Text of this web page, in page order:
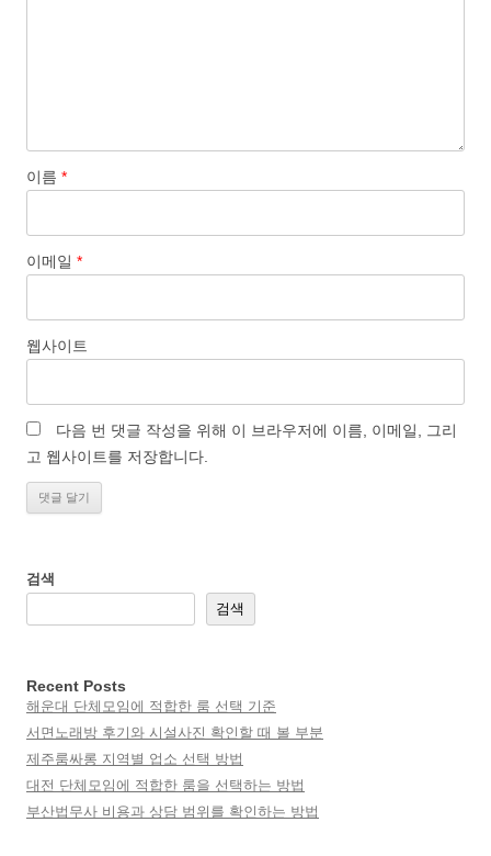
이름 *
이메일 *
웹사이트
다음 번 댓글 작성을 위해 이 브라우저에 이름, 이메일, 그리
고 웹사이트를 저장합니다.
검색
검색
Recent Posts
해운대 단체모임에 적합한 룸 선택 기준
서면노래방 후기와 시설사진 확인할 때 볼 부분
제주룸싸롱 지역별 업소 선택 방법
대전 단체모임에 적합한 룸을 선택하는 방법
부산법무사 비용과 상담 범위를 확인하는 방법